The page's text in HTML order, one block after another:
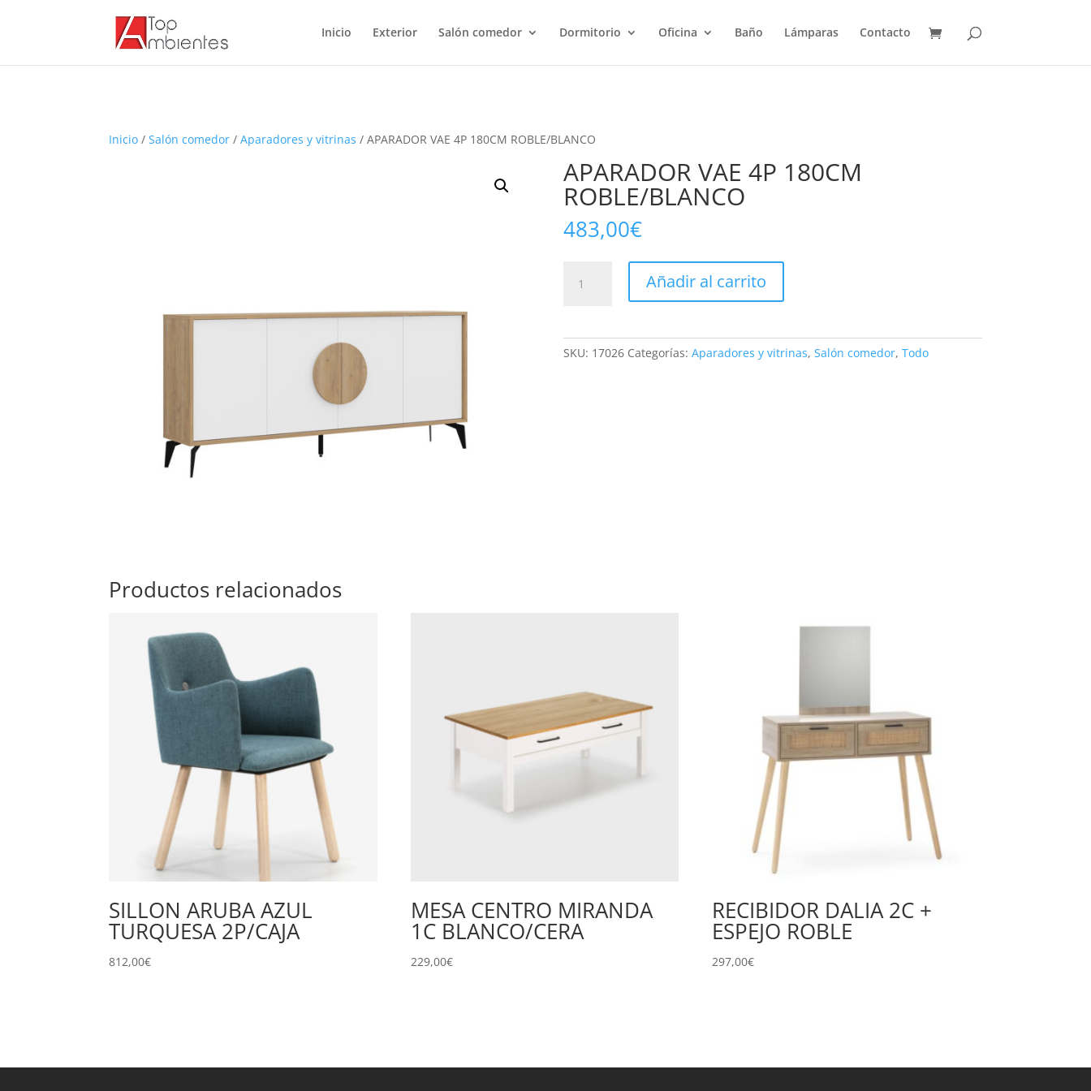
Inicio Exterior Salón comedor Dormitorio Oficina Baño Lámparas Contacto
Inicio /Salón comedor /Aparadores y vitrinas / APARADOR VAE 4P 180CM ROBLE/BLANCO
APARADOR VAE 4P 180CM
ROBLE/BLANCO
483,00€
VAE
Añadir al carrito
SKU: 17026 Categorías: Aparadores y vitrinas, Salón comedor, Todo
Productos relacionados
SILLON ARUBA AZUL
TURQUESA 2P/CAJA
812,00€
MESA CENTRO MIRANDA
1C BLANCO/CERA
229,00€
RECIBIDOR DALIA 2C +
ESPEJO ROBLE
297,00€